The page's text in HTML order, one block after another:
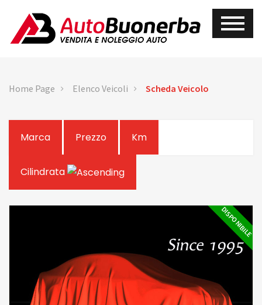
Home Page Elenco Veicoli Scheda Veicolo
Marca Prezzo Km
Cilindrata
DISPONIBILE